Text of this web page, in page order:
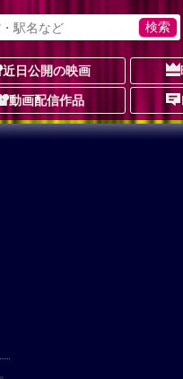
近日公開の映画
動画配信作品